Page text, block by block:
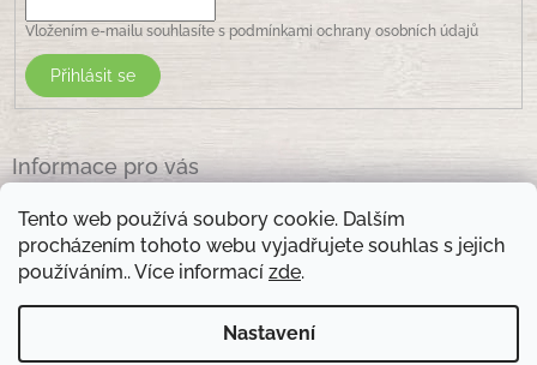
Tento web používá soubory cookie. Dalším
procházením tohoto webu vyjadřujete souhlas s jejich
používáním.. Více informací zde.
Nastavení
Vložením e-mailu souhlasíte s podmínkami ochrany osobních údajů
Přihlásit se
Informace pro vás
Obchodní podmínky
Podmínky ochrany osobních údajů
Kontakty
Otevírací doba prodejny: pondělí - pátek - 8.30 -17.00 , sobota 9.00-11 .00